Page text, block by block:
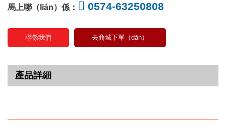
馬上聯（lián）係： 0574-63250808
聯係我們 去商城下單（dān）
產品詳細